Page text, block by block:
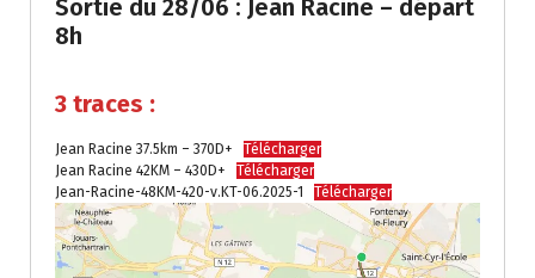
Sortie du 28/06 : Jean Racine – départ
8h
3 traces :
Jean Racine 37.5km – 370D+
Télécharger
Jean Racine 42KM – 430D+
Télécharger
Jean-Racine-48KM-420-v.KT-06.2025-1
Télécharger